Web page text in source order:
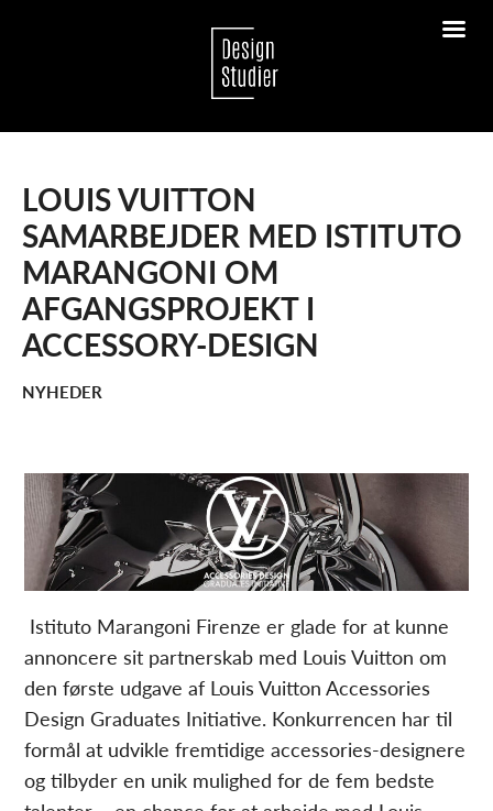
LOUIS VUITTON
SAMARBEJDER MED ISTITUTO
MARANGONI OM
AFGANGSPROJEKT I
ACCESSORY-DESIGN
NYHEDER
Istituto Marangoni Firenze er glade for at kunne
annoncere sit partnerskab med Louis Vuitton om
den første udgave af Louis Vuitton Accessories
Design Graduates Initiative. Konkurrencen har til
formål at udvikle fremtidige accessories-designere
og tilbyder en unik mulighed for de fem bedste